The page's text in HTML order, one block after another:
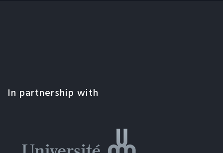
In partnership with